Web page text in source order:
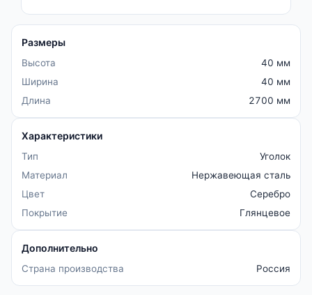
Размеры
Высота
40 мм
Ширина
40 мм
Длина
2700 мм
Характеристики
Тип
Уголок
Материал
Нержавеющая сталь
Цвет
Серебро
Покрытие
Глянцевое
Дополнительно
Страна производства Россия